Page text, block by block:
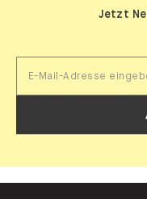
Jetzt